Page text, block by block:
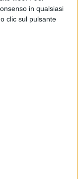
in qualsiasi
clic sul pulsante
.